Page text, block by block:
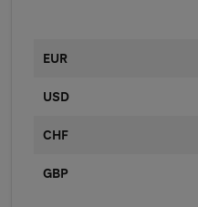
EUR
USD
CHF
GBP